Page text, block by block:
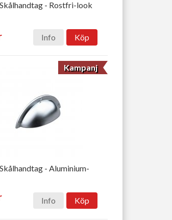
- Rostfri-look
Info Köp
Kampanj
- Aluminium-
Info Köp